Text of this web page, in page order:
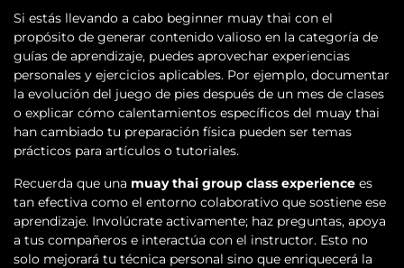
Si estás llevando a cabo beginner muay thai con el
propósito de generar contenido valioso en la categoría de
guías de aprendizaje, puedes aprovechar experiencias
personales y ejercicios aplicables. Por ejemplo, documentar
la evolución del juego de pies después de un mes de clases
o explicar cómo calentamientos específicos del muay thai
han cambiado tu preparación física pueden ser temas
prácticos para artículos o tutoriales.
Recuerda que una muay thai group class experience es
tan efectiva como el entorno colaborativo que sostiene ese
aprendizaje. Involúcrate activamente; haz preguntas, apoya
a tus compañeros e interactúa con el instructor. Esto no
solo mejorará tu técnica personal sino que enriquecerá la